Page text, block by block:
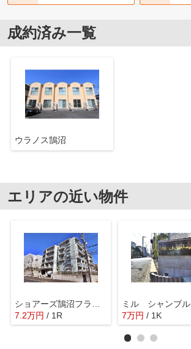
成約済み一覧
ウラノス鵠沼
エリアの近い物件
7.2万円 / 1R
ミル シャンブル
7万円 / 1K